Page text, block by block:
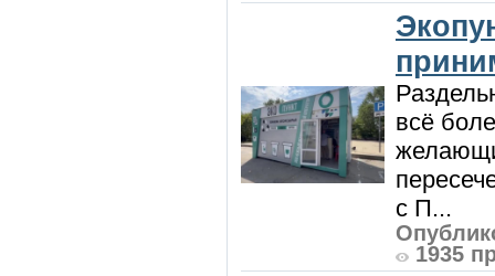
всё
с П...
1935